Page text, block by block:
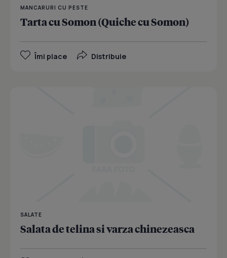
MANCARURI CU PESTE
Tarta cu Somon (Quiche cu Somon)
Îmi place Distribuie
SALATE
Salata de telina si varza chinezeasca